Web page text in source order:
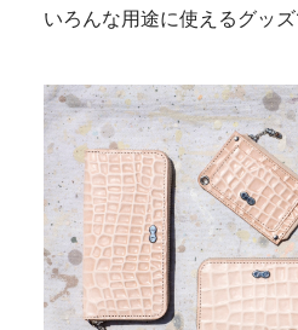
いろんな用途に使えるグッズ